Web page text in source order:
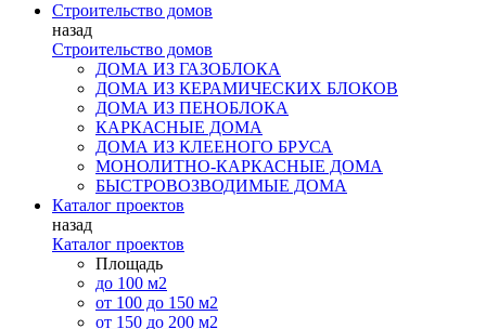
Строительство домов
назад
Строительство домов
ДОМА ИЗ ГАЗОБЛОКА
ДОМА ИЗ КЕРАМИЧЕСКИХ БЛОКОВ
ДОМА ИЗ ПЕНОБЛОКА
КАРКАСНЫЕ ДОМА
ДОМА ИЗ КЛЕЕНОГО БРУСА
МОНОЛИТНО-КАРКАСНЫЕ ДОМА
БЫСТРОВОЗВОДИМЫЕ ДОМА
Каталог проектов
назад
Каталог проектов
Площадь
до 100 м2
от 100 до 150 м2
от 150 до 200 м2